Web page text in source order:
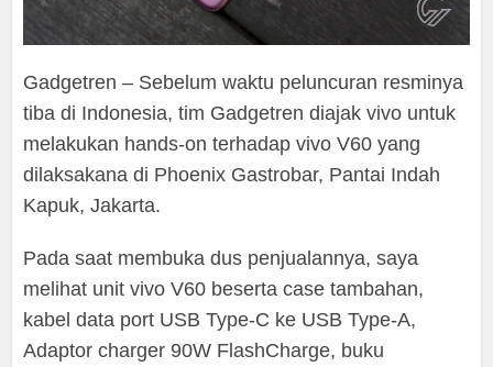
Gadgetren – Sebelum waktu peluncuran resminya
tiba di Indonesia, tim Gadgetren diajak vivo untuk
melakukan hands-on terhadap vivo V60 yang
dilaksakana di Phoenix Gastrobar, Pantai Indah
Kapuk, Jakarta.
Pada saat membuka dus penjualannya, saya
melihat unit vivo V60 beserta case tambahan,
kabel data port USB Type-C ke USB Type-A,
Adaptor charger 90W FlashCharge, buku